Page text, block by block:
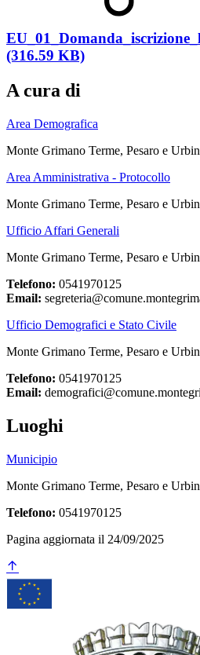
(316.59 KB)
A cura di
Area Demografica
Monte Grimano Terme, Pesaro e
Area Amministrativa - Protocollo
Monte Grimano Terme, Pesaro e
Ufficio Affari Generali
Monte Grimano Terme, Pesaro e
Telefono: 0541970125
Email:
Ufficio Demografici e Stato Civile
Monte Grimano Terme, Pesaro e
Telefono: 0541970125
Email:
Luoghi
Municipio
Monte Grimano Terme, Pesaro e
Telefono: 0541970125
Pagina aggiornata il 24/09/2025